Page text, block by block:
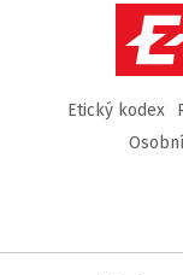
Etický kodex